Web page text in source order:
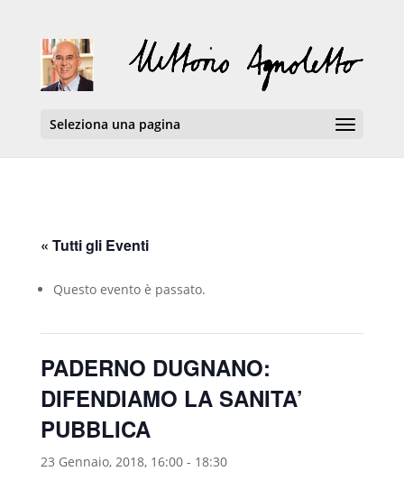
Seleziona una pagina
« Tutti gli Eventi
Questo evento è passato.
PADERNO DUGNANO:
DIFENDIAMO LA SANITA’
PUBBLICA
23 Gennaio, 2018, 16:00- 18:30